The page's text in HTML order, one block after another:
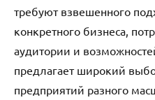
требуют взвешенного
конкретного бизнеса,
аудитории и
предлагает широкий
предприятий разного